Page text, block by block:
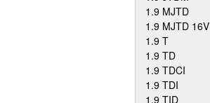
1.9 MJTD
1.9 MJTD 16V
1.9 T
1.9 TD
1.9 TDCI
1.9 TDI
1.9 TID